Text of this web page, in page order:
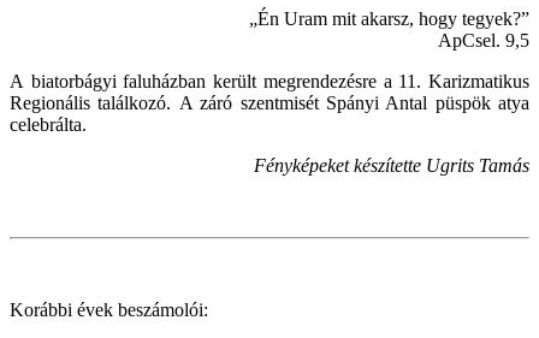
„Én Uram mit akarsz, hogy tegyek?”
ApCsel. 9,5
A biatorbágyi faluházban került megrendezésre a 11. Karizmatikus
Regionális találkozó. A záró szentmisét Spányi Antal püspök atya
celebrálta.
Fényképeket készítette Ugrits Tamás
Korábbi évek beszámolói: